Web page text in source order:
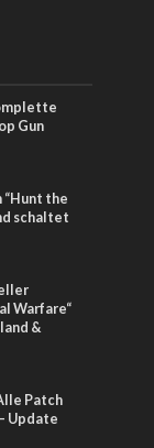
Gun
“Hunt the
schaltet
Warfare“
&
Patch
Update